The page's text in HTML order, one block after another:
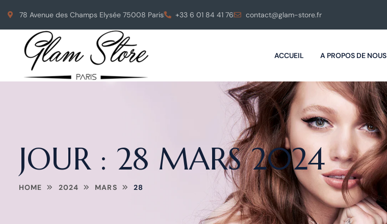
78 Avenue des Champs Elysée 75008 Paris +33 6 01 84 41 76 contact@glam-store.fr
ACCUEIL A PROPOS DE NOUS
JOUR : 28 MARS 2024
HOME 2024 MARS 28